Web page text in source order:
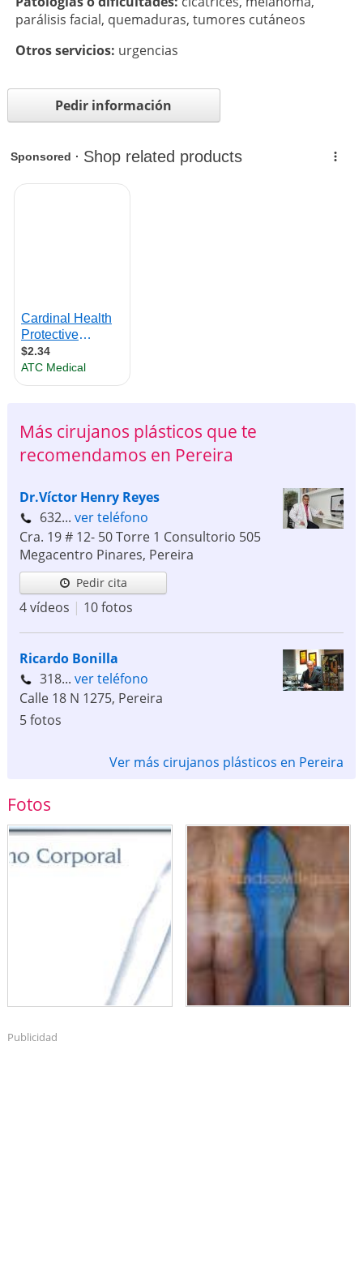
parálisis facial, quemaduras, tumores cutáneos
Otros servicios: urgencias
Pedir información
Más cirujanos plásticos que te
recomendamos en Pereira
Dr.Víctor Henry Reyes
632... ver teléfono
Cra. 19 # 12- 50 Torre 1 Consultorio 505
Megacentro Pinares, Pereira
Pedir cita
4 vídeos | 10 fotos
Ricardo Bonilla
318... ver teléfono
Calle 18 N 1275, Pereira
5 fotos
Ver más cirujanos plásticos en Pereira
Fotos
Publicidad